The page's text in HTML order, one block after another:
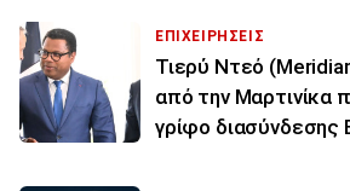
ΕΠΙΧΕΙΡΗΣΕΙΣ
Τιερύ Ντεό
από την Μαρτινίκα
γρίφο